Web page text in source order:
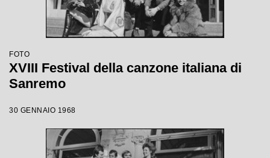
FOTO
XVIII Festival della canzone italiana di
Sanremo
30 GENNAIO 1968